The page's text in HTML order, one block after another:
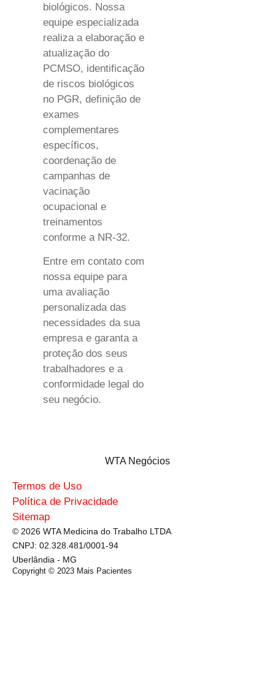
biológicos. Nossa
equipe especializada
realiza a elaboração e
atualização do
PCMSO, identificação
de riscos biológicos
no PGR, definição de
exames
complementares
específicos,
coordenação de
campanhas de
vacinação
ocupacional e
treinamentos
conforme a NR-32.
Entre em contato com
nossa equipe para
uma avaliação
personalizada das
necessidades da sua
empresa e garanta a
proteção dos seus
trabalhadores e a
conformidade legal do
seu negócio.
WTA Negócios
Termos de Uso
Política de Privacidade
Sitemap
© 2026 WTA Medicina do Trabalho LTDA
CNPJ: 02.328.481/0001-94
Uberlândia - MG
Copyright © 2023 Mais Pacientes